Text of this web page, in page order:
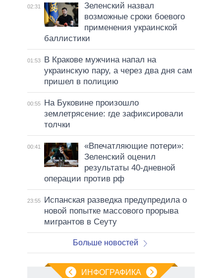
02:31
Зеленский назвал
возможные сроки боевого
применения украинской
баллистики
01:53
В Кракове мужчина напал на
украинскую пару, а через два дня сам
пришел в полицию
00:55
На Буковине произошло
землетрясение: где зафиксировали
толчки
00:41
«Впечатляющие потери»:
Зеленский оценил
результаты 40-дневной
операции против рф
23:55
Испанская разведка предупредила о
новой попытке массового прорыва
мигрантов в Сеуту
Больше новостей
ИНФОГРАФИКА